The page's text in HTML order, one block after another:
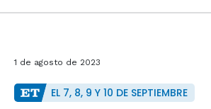
1 de agosto de 2023
EL 7, 8, 9 Y 10 DE SEPTIEMBRE